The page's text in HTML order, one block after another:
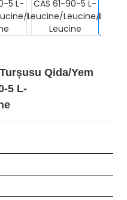
Qida/Yem
5 L-